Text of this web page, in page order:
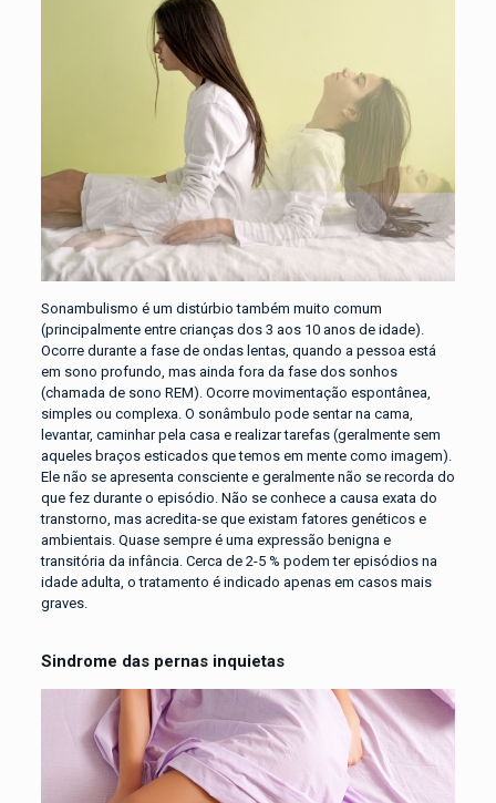
Sonambulismo é um distúrbio também muito comum
(principalmente entre crianças dos 3 aos 10 anos de idade).
Ocorre durante a fase de ondas lentas, quando a pessoa está
em sono profundo, mas ainda fora da fase dos sonhos
(chamada de sono REM). Ocorre movimentação espontânea,
simples ou complexa. O sonâmbulo pode sentar na cama,
levantar, caminhar pela casa e realizar tarefas (geralmente sem
aqueles braços esticados que temos em mente como imagem).
Ele não se apresenta consciente e geralmente não se recorda do
que fez durante o episódio. Não se conhece a causa exata do
transtorno, mas acredita-se que existam fatores genéticos e
ambientais. Quase sempre é uma expressão benigna e
transitória da infância. Cerca de 2-5 % podem ter episódios na
idade adulta, o tratamento é indicado apenas em casos mais
graves.
Sindrome das pernas inquietas